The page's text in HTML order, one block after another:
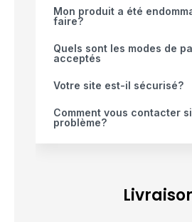
Mon produit a été
faire?
Quels sont les modes de
acceptés
Votre site est-il sécurisé?
Comment vous contacter
problème?